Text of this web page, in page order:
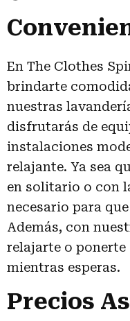
En The Clothes
brindarte
nuestras
disfrutarás de
instalaciones
relajante. Ya sea
en solitario o con
necesario para
Además, con
relajarte o
mientras esperas.
Precios